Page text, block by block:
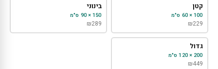
קטן
100 × 60 ס"מ
₪229
בינוני
150 × 90 ס"מ
₪289
גדול
200 × 120 ס"מ
₪449